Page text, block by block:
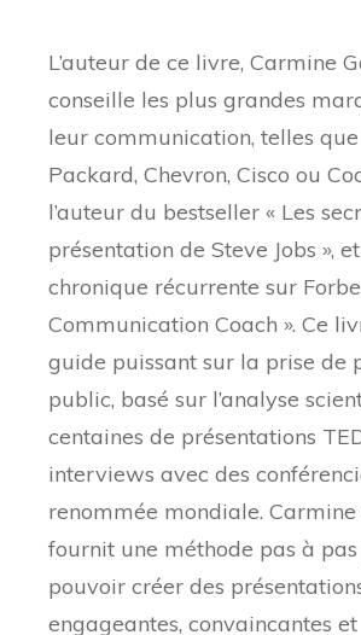
L’auteur de ce livre, Carmine
conseille les plus grandes
leur communication, telles
Packard, Chevron, Cisco ou
l’auteur du bestseller « Les
présentation de Steve Jobs »,
chronique récurrente sur
Communication Coach ». Ce
guide puissant sur la prise de
public, basé sur l’analyse
centaines de présentations
interviews avec des
renommée mondiale.
fournit une méthode pas à
pouvoir créer des
engageantes, convaincantes et